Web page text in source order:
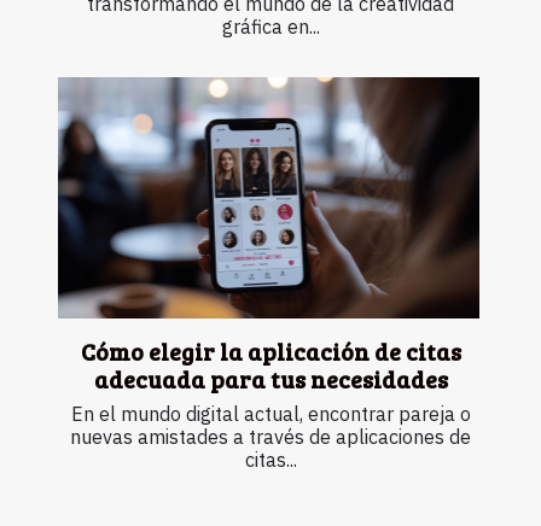
gráfica en...
Cómo elegir la aplicación de citas
adecuada para tus necesidades
En el mundo digital actual, encontrar pareja o
nuevas amistades a través de aplicaciones de
citas...